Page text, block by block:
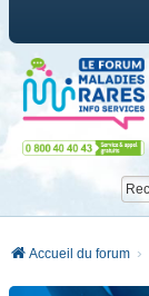
Accueil du forum